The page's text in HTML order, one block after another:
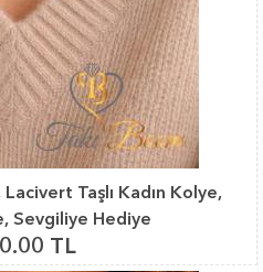
Taşlı Kadın Kolye,
Sevgiliye Hediye
TL